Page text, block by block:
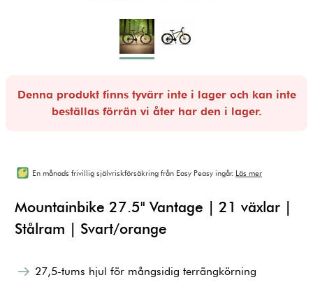
Denna produkt finns tyvärr inte i lager och kan inte
beställas förrän vi åter har den i lager.
En månads frivillig självriskförsäkring från Easy Peasy ingår. Läs mer
Mountainbike 27.5" Vantage | 21 växlar |
Stålram | Svart/orange
27,5-tums hjul för mångsidig terrängkörning